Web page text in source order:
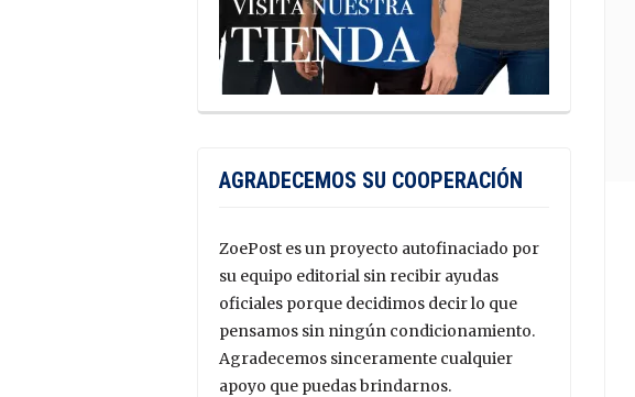
AGRADECEMOS SU COOPERACIÓN
ZoePost es un proyecto autofinaciado por
su equipo editorial sin recibir ayudas
oficiales porque decidimos decir lo que
pensamos sin ningún condicionamiento.
Agradecemos sinceramente cualquier
apoyo que puedas brindarnos.